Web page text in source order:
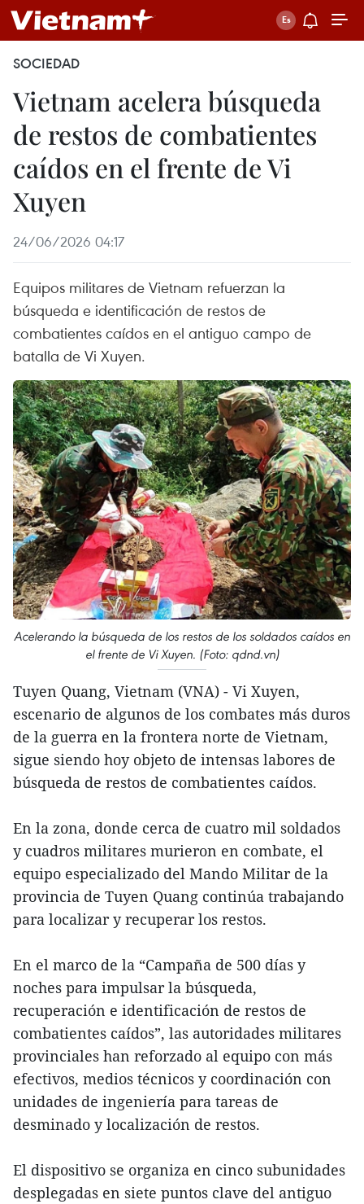
SOCIEDAD
Vietnam acelera búsqueda
de restos de combatientes
caídos en el frente de Vi
Xuyen
24/06/2026 04:17
Equipos militares de Vietnam refuerzan la
búsqueda e identificación de restos de
combatientes caídos en el antiguo campo de
batalla de Vi Xuyen.
Acelerando la búsqueda de los restos de los soldados caídos en
el frente de Vi Xuyen. (Foto: qdnd.vn)
Tuyen Quang, Vietnam (VNA) - Vi Xuyen,
escenario de algunos de los combates más duros
de la guerra en la frontera norte de Vietnam,
sigue siendo hoy objeto de intensas labores de
búsqueda de restos de combatientes caídos.
En la zona, donde cerca de cuatro mil soldados
y cuadros militares murieron en combate, el
equipo especializado del Mando Militar de la
provincia de Tuyen Quang continúa trabajando
para localizar y recuperar los restos.
En el marco de la “Campaña de 500 días y
noches para impulsar la búsqueda,
recuperación e identificación de restos de
combatientes caídos”, las autoridades militares
provinciales han reforzado al equipo con más
efectivos, medios técnicos y coordinación con
unidades de ingeniería para tareas de
desminado y localización de restos.
El dispositivo se organiza en cinco subunidades
desplegadas en siete puntos clave del antiguo